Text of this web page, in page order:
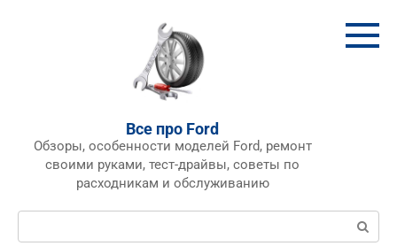
Все про Ford
Обзоры, особенности моделей Ford, ремонт
своими руками, тест-драйвы, советы по
расходникам и обслуживанию
Поиск: